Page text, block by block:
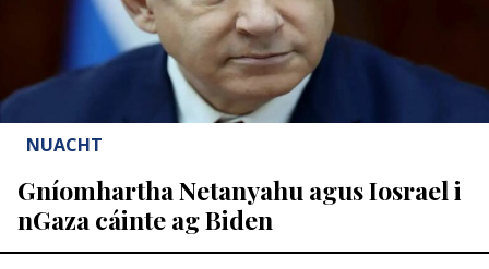
NUACHT
Gníomhartha Netanyahu agus Iosrael i
nGaza cáinte ag Biden